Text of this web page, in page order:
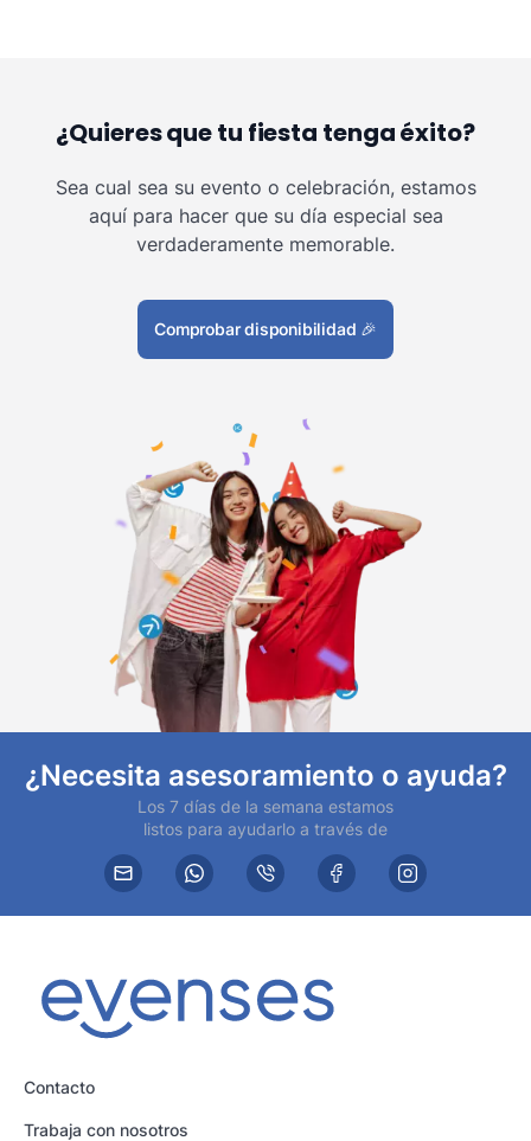
¿Quieres que tu fiesta tenga éxito?
Sea cual sea su evento o celebración, estamos
aquí para hacer que su día especial sea
verdaderamente memorable.
Comprobar disponibilidad 🎉
¿Necesita asesoramiento o ayuda?
Los 7 días de la semana estamos
listos para ayudarlo a través de
Contacto
Trabaja con nosotros